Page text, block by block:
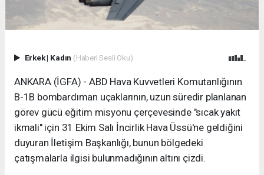
Erkek| Kadın (Haberi Sesli Oku)
ANKARA (İGFA) - ABD Hava Kuvvetleri Komutanlığının
B-1B bombardıman uçaklarının, uzun süredir planlanan
görev gücü eğitim misyonu çerçevesinde "sıcak yakıt
ikmali" için 31 Ekim Salı İncirlik Hava Üssü'ne geldiğini
duyuran İletişim Başkanlığı, bunun bölgedeki
çatışmalarla ilgisi bulunmadığının altını çizdi.